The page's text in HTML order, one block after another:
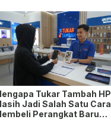
Tukar Tambah HP
Jadi Salah Satu Cara
Perangkat Baru